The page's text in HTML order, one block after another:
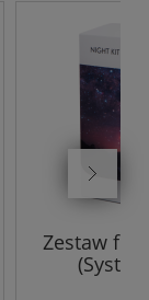
Zestaw